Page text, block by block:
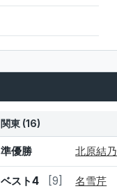
関東 (16)
結果 シード 選手名
準優勝 北原結乃
ベスト4 [9] 名雪芹